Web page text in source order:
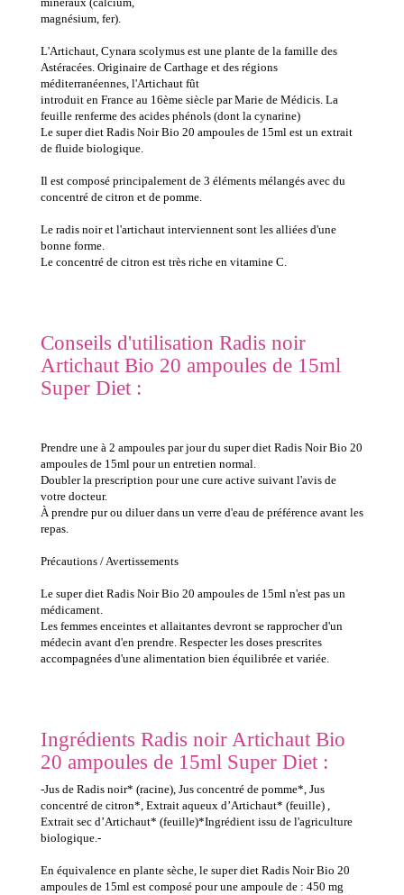
magnésium, fer).
L'Artichaut, Cynara scolymus est une plante de la famille des
Astéracées. Originaire de Carthage et des régions
méditerranéennes, l'Artichaut fût
introduit en France au 16ème siècle par Marie de Médicis. La
feuille renferme des acides phénols (dont la cynarine)
Le super diet Radis Noir Bio 20 ampoules de 15ml est un extrait
de fluide biologique.
Il est composé principalement de 3 éléments mélangés avec du
concentré de citron et de pomme.
Le radis noir et l'artichaut interviennent sont les alliées d'une
bonne forme.
Le concentré de citron est très riche en vitamine C.
Conseils d'utilisation Radis noir
Artichaut Bio 20 ampoules de 15ml
Super Diet :
Prendre une à 2 ampoules par jour du super diet Radis Noir Bio 20
ampoules de 15ml pour un entretien normal.
Doubler la prescription pour une cure active suivant l'avis de
votre docteur.
À prendre pur ou diluer dans un verre d'eau de préférence avant les
repas.
Précautions / Avertissements
Le super diet Radis Noir Bio 20 ampoules de 15ml n'est pas un
médicament.
Les femmes enceintes et allaitantes devront se rapprocher d'un
médecin avant d'en prendre. Respecter les doses prescrites
accompagnées d'une alimentation bien équilibrée et variée.
Ingrédients Radis noir Artichaut Bio
20 ampoules de 15ml Super Diet :
-Jus de Radis noir* (racine), Jus concentré de pomme*, Jus
concentré de citron*, Extrait aqueux d’Artichaut* (feuille) ,
Extrait sec d’Artichaut* (feuille)*Ingrédient issu de l'agriculture
biologique.-
En équivalence en plante sèche, le super diet Radis Noir Bio 20
ampoules de 15ml est composé pour une ampoule de : 450 mg